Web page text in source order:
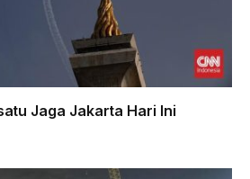
Jaga Jakarta Hari Ini